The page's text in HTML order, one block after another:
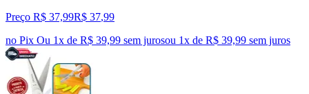
Preço R$ 37,99R$ 37,99
no Pix Ou 1x de R$ 39,99 sem jurosou 1x de R$ 39,99 sem juros